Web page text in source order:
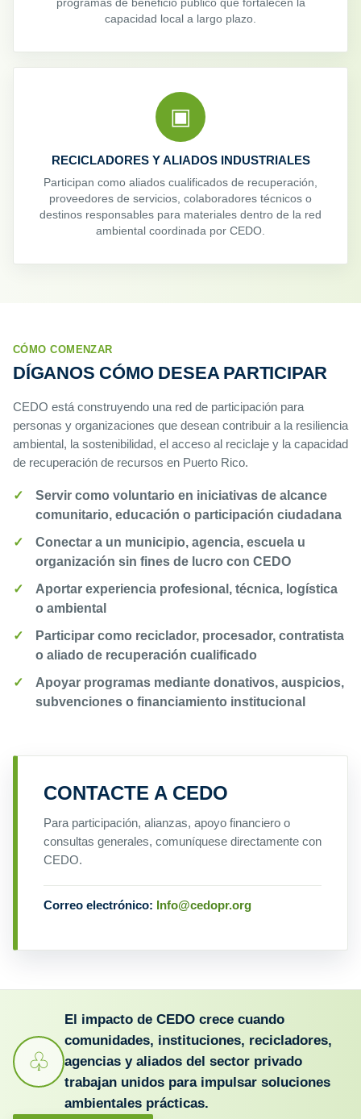
programas de beneficio público que fortalecen la
capacidad local a largo plazo.
▣
RECICLADORES Y ALIADOS INDUSTRIALES
Participan como aliados cualificados de recuperación,
proveedores de servicios, colaboradores técnicos o
destinos responsables para materiales dentro de la red
ambiental coordinada por CEDO.
CÓMO COMENZAR
DÍGANOS CÓMO DESEA PARTICIPAR
CEDO está construyendo una red de participación para
personas y organizaciones que desean contribuir a la resiliencia
ambiental, la sostenibilidad, el acceso al reciclaje y la capacidad
de recuperación de recursos en Puerto Rico.
Servir como voluntario en iniciativas de alcance
comunitario, educación o participación ciudadana
Conectar a un municipio, agencia, escuela u
organización sin fines de lucro con CEDO
Aportar experiencia profesional, técnica, logística
o ambiental
Participar como reciclador, procesador, contratista
o aliado de recuperación cualificado
Apoyar programas mediante donativos, auspicios,
subvenciones o financiamiento institucional
CONTACTE A CEDO
Para participación, alianzas, apoyo financiero o
consultas generales, comuníquese directamente con
CEDO.
Correo electrónico: Info@cedopr.org
♧
El impacto de CEDO crece cuando
comunidades, instituciones, recicladores,
agencias y aliados del sector privado
trabajan unidos para impulsar soluciones
ambientales prácticas.